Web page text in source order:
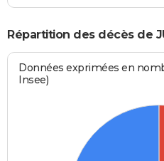
Répartition des décès de
Données exprimées en
Insee)